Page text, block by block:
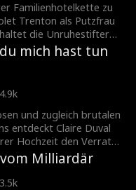
Familienhotelkette zu
Trenton als Putzfrau
die Unruhestifter
aus. Wird es ihr
Hotel retten? Und ist ihr
Johnson nur ein
oder etwas
mich hast tun
und zugleich brutalen
entdeckt Claire Duval
Hochzeit den Verrat
schließt sich mit dem
zu einer
und begibt sich
Milliardär